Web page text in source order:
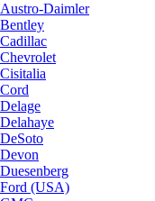
Austro-Daimler
Bentley
Cadillac
Chevrolet
Cisitalia
Cord
Delage
Delahaye
DeSoto
Devon
Duesenberg
Ford (USA)